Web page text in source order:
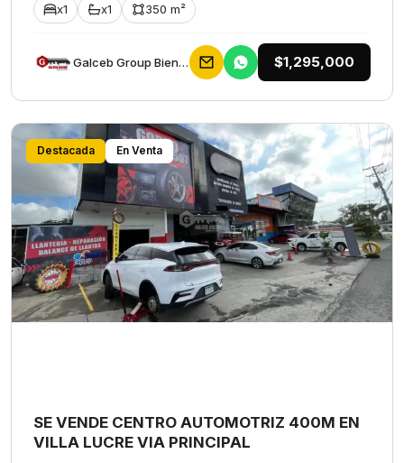
x1 x1 350 m²
Galceb Group Bienes Raices $1,295,000
Destacada En Venta
SE VENDE CENTRO AUTOMOTRIZ 400M EN
VILLA LUCRE VIA PRINCIPAL